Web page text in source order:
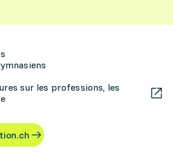
sur les professions, les